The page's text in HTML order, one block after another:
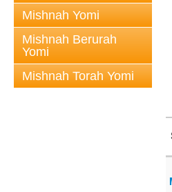
Mishnah Yomi
Mishnah Berurah
Yomi
Mishnah Torah Yomi